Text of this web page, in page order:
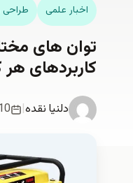
اخبار علمی طراحی
توان های
کاربردهای هر
دلنیا نقدە|